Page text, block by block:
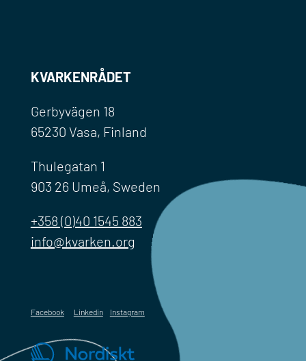
KVARKENRÅDET
Gerbyvägen 18
65230 Vasa, Finland
Thulegatan 1
903 26 Umeå, Sweden
+358 (0)40 1545 883
info@kvarken.org
Facebook Linkedin Instagram